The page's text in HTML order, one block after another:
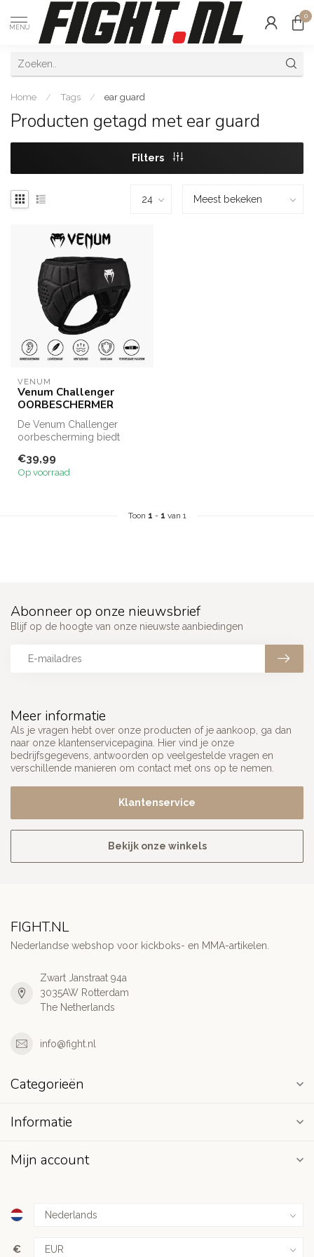
MENU
0
Home / Tags / ear guard
Producten getagd met ear guard
Filters
VENUM
Venum Challenger
OORBESCHERMER
De Venum Challenger
oorbescherming biedt
bescherming tij...
€39,99
Op voorraad
Toon 1 - 1 van 1
Meer informatie
Als je vragen hebt over onze producten of je aankoop, ga dan
naar onze klantenservicepagina. Hier vind je onze
bedrijfsgegevens, antwoorden op veelgestelde vragen en
verschillende manieren om contact met ons op te nemen.
Klantenservice
Bekijk onze winkels
Abonneer op onze nieuwsbrief
Blijf op de hoogte van onze nieuwste aanbiedingen
FIGHT.NL
Nederlandse webshop voor kickboks- en MMA-artikelen.
Zwart Janstraat 94a
3035AW Rotterdam
The Netherlands
info@fight.nl
Categorieën
Informatie
Mijn account
€